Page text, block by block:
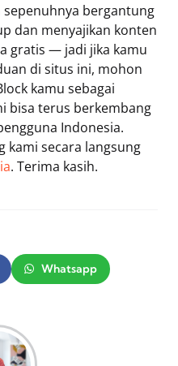
sepenuhnya bergantung
dan menyajikan konten
gratis — jadi jika kamu
di situs ini, mohon
kamu sebagai
bisa terus berkembang
Indonesia.
kami secara langsung
. Terima kasih.
Whatsapp